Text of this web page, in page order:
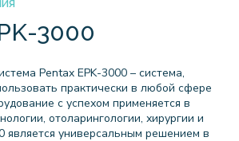
3000
Pentax EPK-3000 – система,
практически в любой сфере
с успехом применяется в
отоларингологии, хирургии и
является универсальным решением в